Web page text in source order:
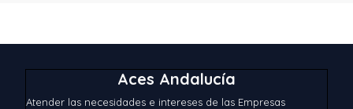
Aces Andalucía
Atender las necesidades e intereses de las Empresas